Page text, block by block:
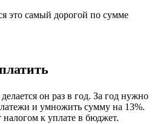
это самый дорогой по сумме
он раз в год. За год нужно
и умножить сумму на 13%.
к уплате в бюджет.